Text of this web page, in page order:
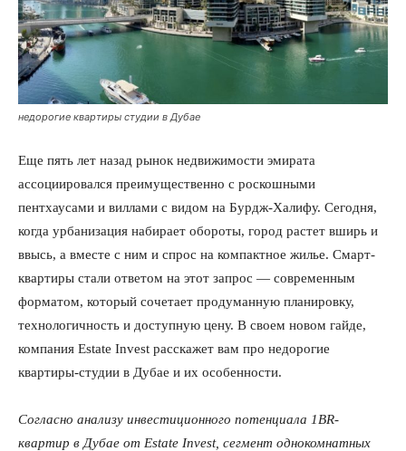
недорогие квартиры студии в Дубае
Еще пять лет назад рынок недвижимости эмирата
ассоциировался преимущественно с роскошными
пентхаусами и виллами с видом на Бурдж-Халифу. Сегодня,
когда урбанизация набирает обороты, город растет вширь и
ввысь, а вместе с ним и спрос на компактное жилье. Смарт-
квартиры стали ответом на этот запрос — современным
форматом, который сочетает продуманную планировку,
технологичность и доступную цену. В своем новом гайде,
компания Estate Invest расскажет вам про недорогие
квартиры-студии в Дубае и их особенности.
Согласно анализу инвестиционного потенциала 1BR-
квартир в Дубае от Estate Invest, сегмент однокомнатных